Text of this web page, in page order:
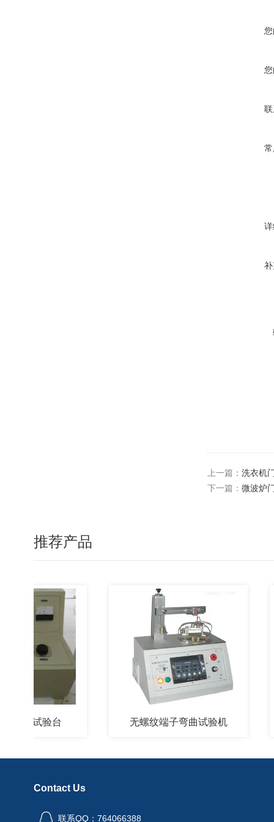
上一篇： 洗衣机
下一篇： 微波炉
推荐产品
试验台 无螺纹端子弯曲试验机
Contact Us
联系QQ：764066388